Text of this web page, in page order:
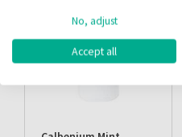
No, adjust
Accept all